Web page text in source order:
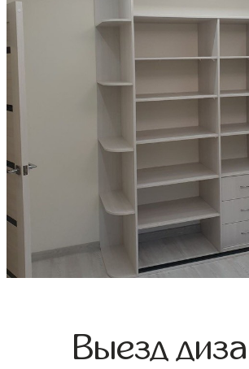
Выезд